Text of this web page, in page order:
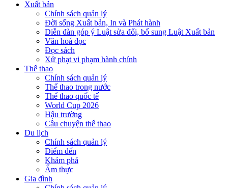
Xuất bản
Chính sách quản lý
Đời sống Xuất bản, In và Phát hành
Diễn đàn góp ý Luật sửa đổi, bổ sung Luật Xuất bản
Văn hoá đọc
Đọc sách
Xử phạt vi phạm hành chính
Thể thao
Chính sách quản lý
Thể thao trong nước
Thể thao quốc tế
World Cup 2026
Hậu trường
Câu chuyện thể thao
Du lịch
Chính sách quản lý
Điểm đến
Khám phá
Ẩm thực
Gia đình